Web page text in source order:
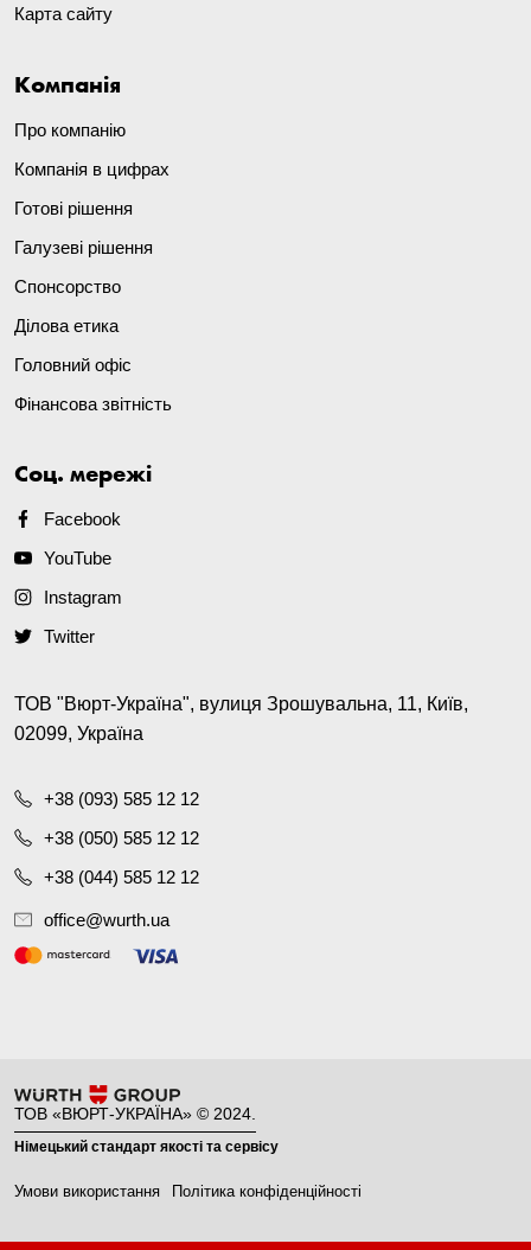
Карта сайту
Компанія
Про компанію
Компанія в цифрах
Готові рішення
Галузеві рішення
Спонсорство
Ділова етика
Головний офіс
Фінансова звітність
Соц. мережі
Facebook
YouTube
Instagram
Twitter
ТОВ "Вюрт-Україна", вулиця Зрошувальна, 11, Київ,
02099, Україна
+38 (093) 585 12 12
+38 (050) 585 12 12
+38 (044) 585 12 12
office@wurth.ua
ТОВ «ВЮРТ-УКРАЇНА» © 2024.
Німецький стандарт якості та сервісу
Умови використання Політика конфіденційності